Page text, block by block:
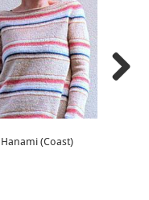
Hanami (Coast)